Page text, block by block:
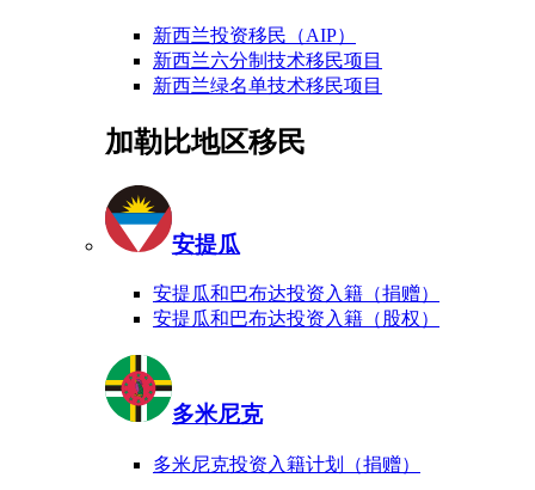
新西兰投资移民（AIP）
新西兰六分制技术移民项目
新西兰绿名单技术移民项目
加勒比地区移民
安提瓜
安提瓜和巴布达投资入籍（捐赠）
安提瓜和巴布达投资入籍（股权）
多米尼克
多米尼克投资入籍计划（捐赠）